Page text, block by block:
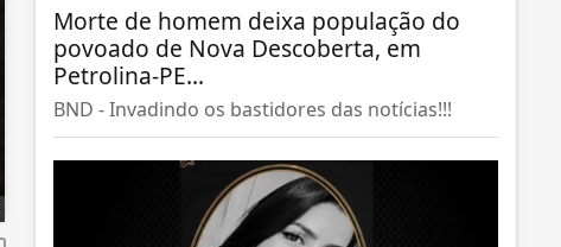
Morte de homem deixa população do
povoado de Nova Descoberta, em
Petrolina-PE...
BND - Invadindo os bastidores das notícias!!!